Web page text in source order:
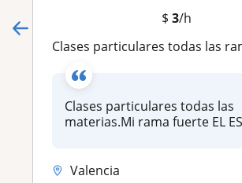
$ 3/h
Clases particulares todas las rama fuerte
Clases particulares todas las
materias.Mi rama fuerte EL
Valencia